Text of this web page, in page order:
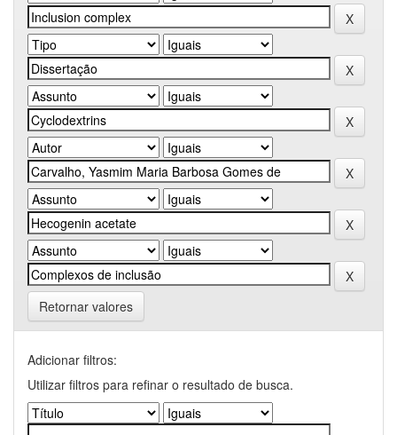
Retornar valores
Adicionar filtros:
Utilizar filtros para refinar o resultado de busca.